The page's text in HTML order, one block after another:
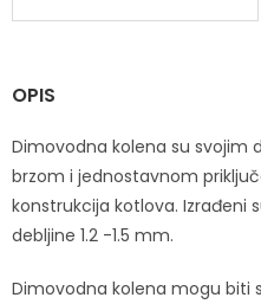
OPIS
Dimovodna kolena su svojim
brzom i jednostavnom
konstrukcija kotlova. Izrađeni
debljine 1.2 -1.5 mm.
Dimovodna kolena mogu biti